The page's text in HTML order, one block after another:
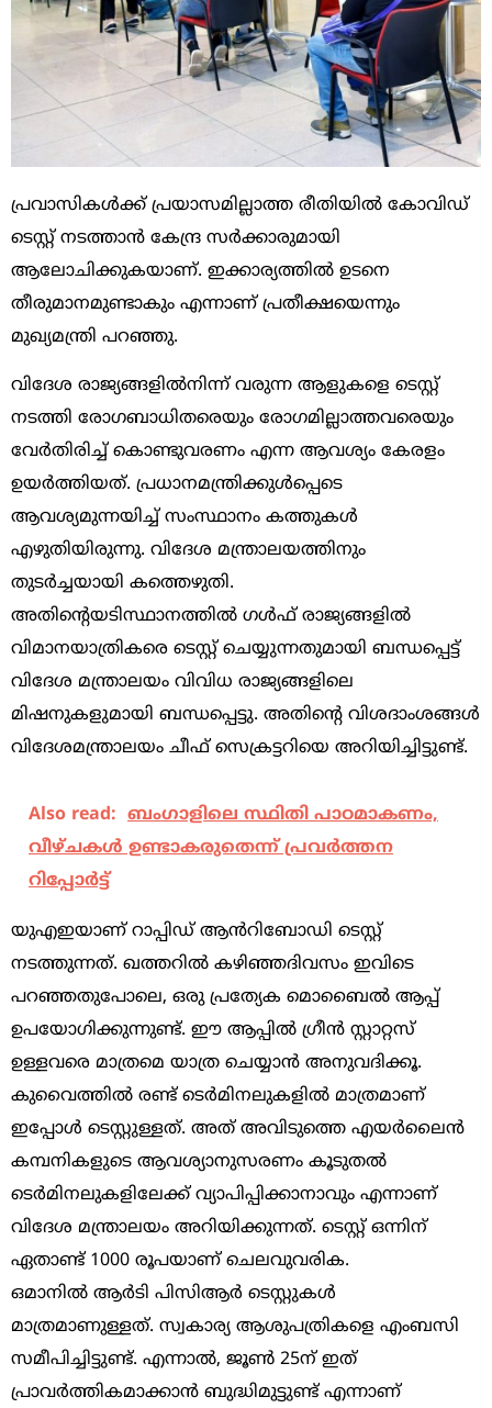
പ്രവാസികൾക്ക് പ്രയാസമില്ലാത്ത രീതിയിൽ കോവിഡ്
ടെസ്റ്റ്‌ നടത്താൻ കേന്ദ്ര സർക്കാരുമായി
ആലോചിക്കുകയാണ്. ഇക്കാര്യത്തിൽ ഉടനെ
തീരുമാനമുണ്ടാകും എന്നാണ് പ്രതീക്ഷയെന്നും
മുഖ്യമന്ത്രി പറഞ്ഞു.
വിദേശ രാജ്യങ്ങളിൽനിന്ന് വരുന്ന ആളുകളെ ടെസ്റ്റ്
നടത്തി രോഗബാധിതരെയും രോഗമില്ലാത്തവരെയും
വേർതിരിച്ച് കൊണ്ടുവരണം എന്ന ആവശ്യം കേരളം
ഉയർത്തിയത്. പ്രധാനമന്ത്രിക്കുൾപ്പെടെ
ആവശ്യമുന്നയിച്ച് സംസ്ഥാനം കത്തുകൾ
എഴുതിയിരുന്നു. വിദേശ മന്ത്രാലയത്തിനും
തുടർച്ചയായി കത്തെഴുതി.
അതിന്റെയടിസ്ഥാനത്തിൽ ഗൾഫ് രാജ്യങ്ങളിൽ
വിമാനയാത്രികരെ ടെസ്റ്റ് ചെയ്യുന്നതുമായി ബന്ധപ്പെട്ട്
വിദേശ മന്ത്രാലയം വിവിധ രാജ്യങ്ങളിലെ
മിഷനുകളുമായി ബന്ധപ്പെട്ടു. അതിന്റെ വിശദാംശങ്ങൾ
വിദേശമന്ത്രാലയം ചീഫ് സെക്രട്ടറിയെ അറിയിച്ചിട്ടുണ്ട്.
Also read: ബംഗാളിലെ സ്ഥിതി പാഠമാകണം,
വീഴ്ചകൾ ഉണ്ടാകരുതെന്ന് പ്രവർത്തന
റിപ്പോർട്ട്
യുഎഇയാണ് റാപ്പിഡ് ആൻറിബോഡി ടെസ്റ്റ്
നടത്തുന്നത്. ഖത്തറിൽ കഴിഞ്ഞദിവസം ഇവിടെ
പറഞ്ഞതുപോലെ, ഒരു പ്രത്യേക മൊബൈൽ ആപ്പ്
ഉപയോഗിക്കുന്നുണ്ട്. ഈ ആപ്പിൽ ഗ്രീൻ സ്റ്റാറ്റസ്
ഉള്ളവരെ മാത്രമെ യാത്ര ചെയ്യാൻ അനുവദിക്കൂ.
കുവൈത്തിൽ രണ്ട് ടെർമിനലുകളിൽ മാത്രമാണ്
ഇപ്പോൾ ടെസ്റ്റുള്ളത്. അത് അവിടുത്തെ എയർലൈൻ
കമ്പനികളുടെ ആവശ്യാനുസരണം കൂടുതൽ
ടെർമിനലുകളിലേക്ക് വ്യാപിപ്പിക്കാനാവും എന്നാണ്
വിദേശ മന്ത്രാലയം അറിയിക്കുന്നത്. ടെസ്റ്റ് ഒന്നിന്
ഏതാണ്ട് 1000 രൂപയാണ് ചെലവുവരിക.
ഒമാനിൽ ആർടി പിസിആർ ടെസ്റ്റുകൾ
മാത്രമാണുള്ളത്. സ്വകാര്യ ആശുപത്രികളെ എംബസി
സമീപിച്ചിട്ടുണ്ട്. എന്നാൽ, ജൂൺ 25ന് ഇത്
പ്രാവർത്തികമാക്കാൻ ബുദ്ധിമുട്ടുണ്ട് എന്നാണ്